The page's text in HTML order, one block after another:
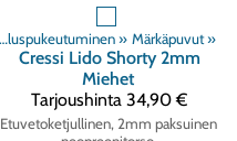
Sukelluspukeutuminen ‪» Märkäpuvut ‪»
Cressi Lido Shorty 2mm
Miehet
Tarjoushinta 34,90 €
Etuvetoketjullinen, 2mm paksuinen